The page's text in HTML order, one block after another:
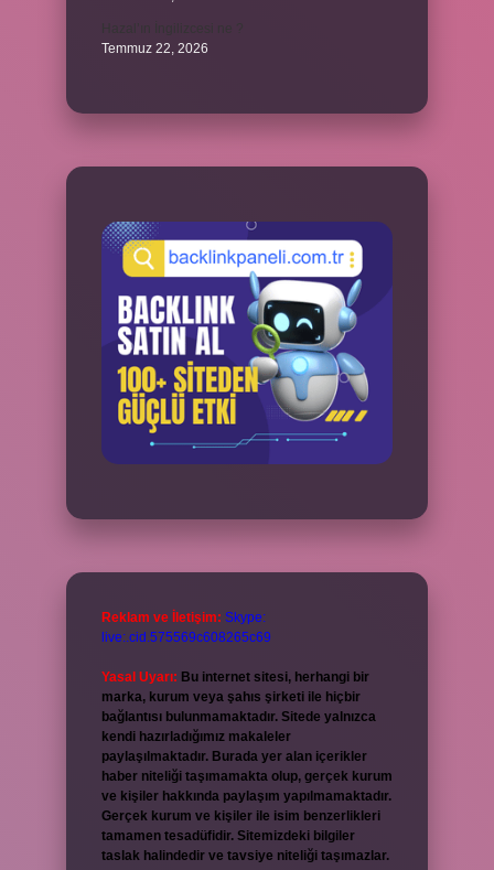
Temmuz 22, 2026
Reklam ve İletişim: Skype:
live:.cid.575569c608265c69
Yasal Uyarı: Bu internet sitesi, herhangi bir
marka, kurum veya şahıs şirketi ile hiçbir
bağlantısı bulunmamaktadır. Sitede yalnızca
kendi hazırladığımız makaleler
paylaşılmaktadır. Burada yer alan içerikler
haber niteliği taşımamakta olup, gerçek kurum
ve kişiler hakkında paylaşım yapılmamaktadır.
Gerçek kurum ve kişiler ile isim benzerlikleri
tamamen tesadüfidir. Sitemizdeki bilgiler
taslak halindedir ve tavsiye niteliği taşımazlar.